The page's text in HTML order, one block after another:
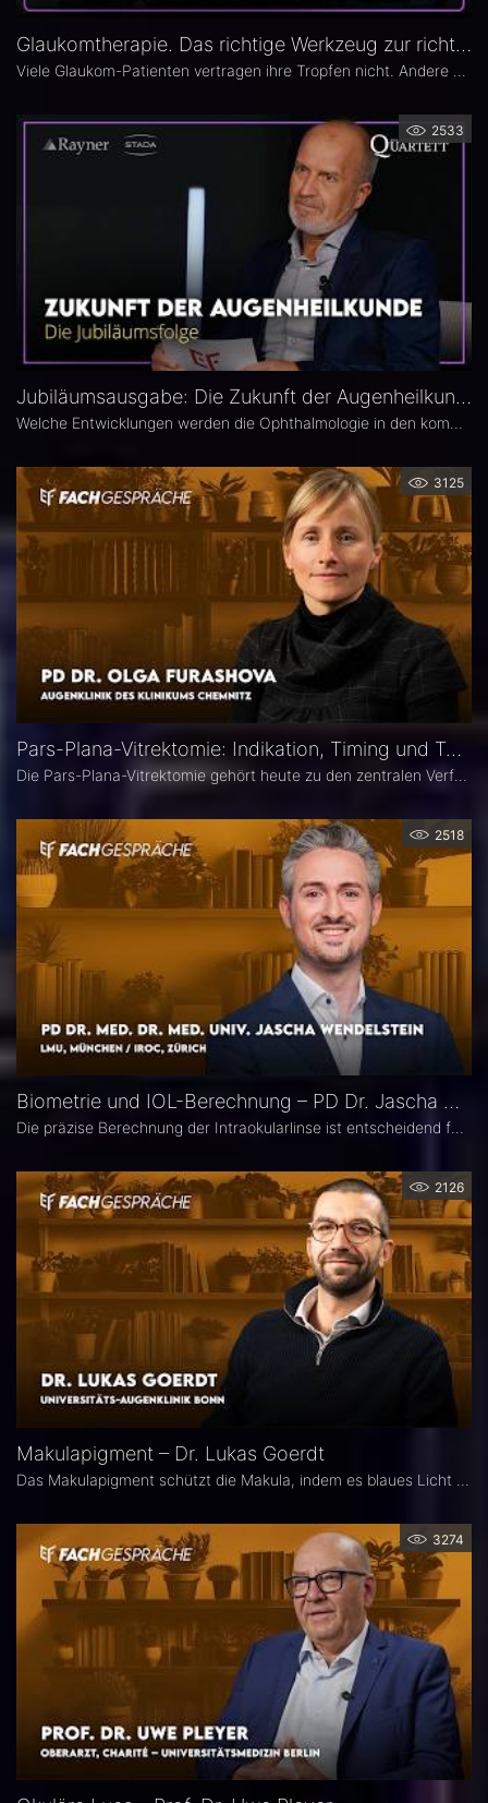
Glaukomtherapie. Das richtige Werkzeug zur richtigen Zeit – Das 26. Ophthalmologische Quartett
2533
Jubiläumsausgabe: Die Zukunft der Augenheilkunde – Das 25. Ophthalmologische Quartett
3125
Pars-Plana-Vitrektomie: Indikation, Timing und Technik – PD Dr. Olga Furashova
2518
Biometrie und IOL-Berechnung – PD Dr. Jascha Wendelstein im Fachgespräch
2126
Makulapigment – Dr. Lukas Goerdt
3274